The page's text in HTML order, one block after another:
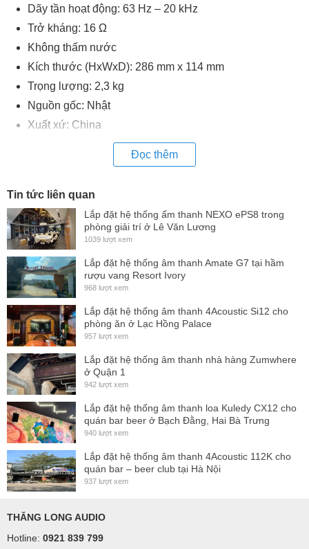
Dãy tần hoạt động: 63 Hz – 20 kHz
Trở kháng: 16 Ω
Không thấm nước
Kích thước (HxWxD): 286 mm x 114 mm
Trọng lượng: 2,3 kg
Nguồn gốc: Nhật
Xuất xứ: China
Đọc thêm
Tin tức liên quan
Lắp đặt hệ thống ấm thanh NEXO ePS8 trong
phòng giải trí ở Lê Văn Lương
1039 lượt xem
Lắp đặt hệ thống âm thanh Amate G7 tại hầm
rượu vang Resort Ivory
968 lượt xem
Lắp đặt hệ thống âm thanh 4Acoustic Si12 cho
phòng ăn ở Lạc Hồng Palace
957 lượt xem
Lắp đặt hệ thống âm thanh nhà hàng Zumwhere
ở Quận 1
942 lượt xem
Lắp đặt hệ thống âm thanh loa Kuledy CX12 cho
quán bar beer ở Bạch Đằng, Hai Bà Trưng
940 lượt xem
Lắp đặt hệ thống âm thanh 4Acoustic 112K cho
quán bar – beer club tại Hà Nội
937 lượt xem
THĂNG LONG AUDIO
Hotline: 0921 839 799